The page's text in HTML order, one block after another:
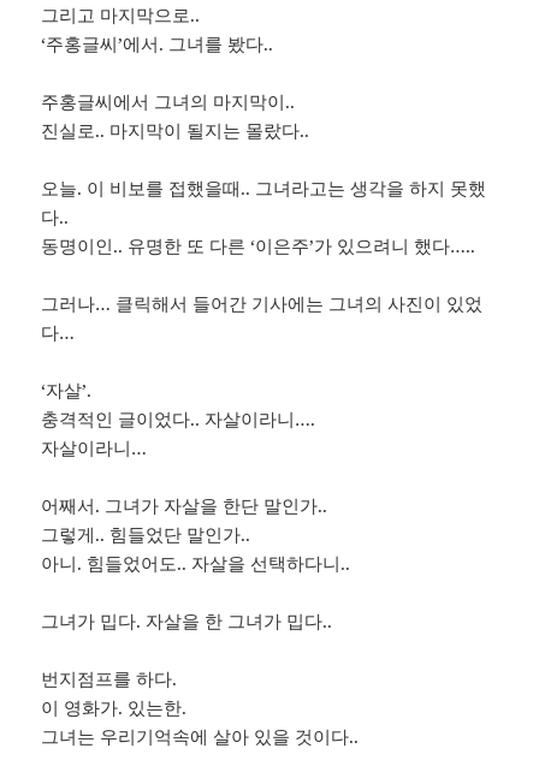
그리고 마지막으로..
‘주홍글씨’에서. 그녀를 봤다..
주홍글씨에서 그녀의 마지막이..
진실로.. 마지막이 될지는 몰랐다..
오늘. 이 비보를 접했을때.. 그녀라고는 생각을 하지 못했
다..
동명이인.. 유명한 또 다른 ‘이은주’가 있으려니 했다…..
그러나… 클릭해서 들어간 기사에는 그녀의 사진이 있었
다…
‘자살’.
충격적인 글이었다.. 자살이라니….
자살이라니…
어째서. 그녀가 자살을 한단 말인가..
그렇게.. 힘들었단 말인가..
아니. 힘들었어도.. 자살을 선택하다니..
그녀가 밉다. 자살을 한 그녀가 밉다..
번지점프를 하다.
이 영화가. 있는한.
그녀는 우리기억속에 살아 있을 것이다..